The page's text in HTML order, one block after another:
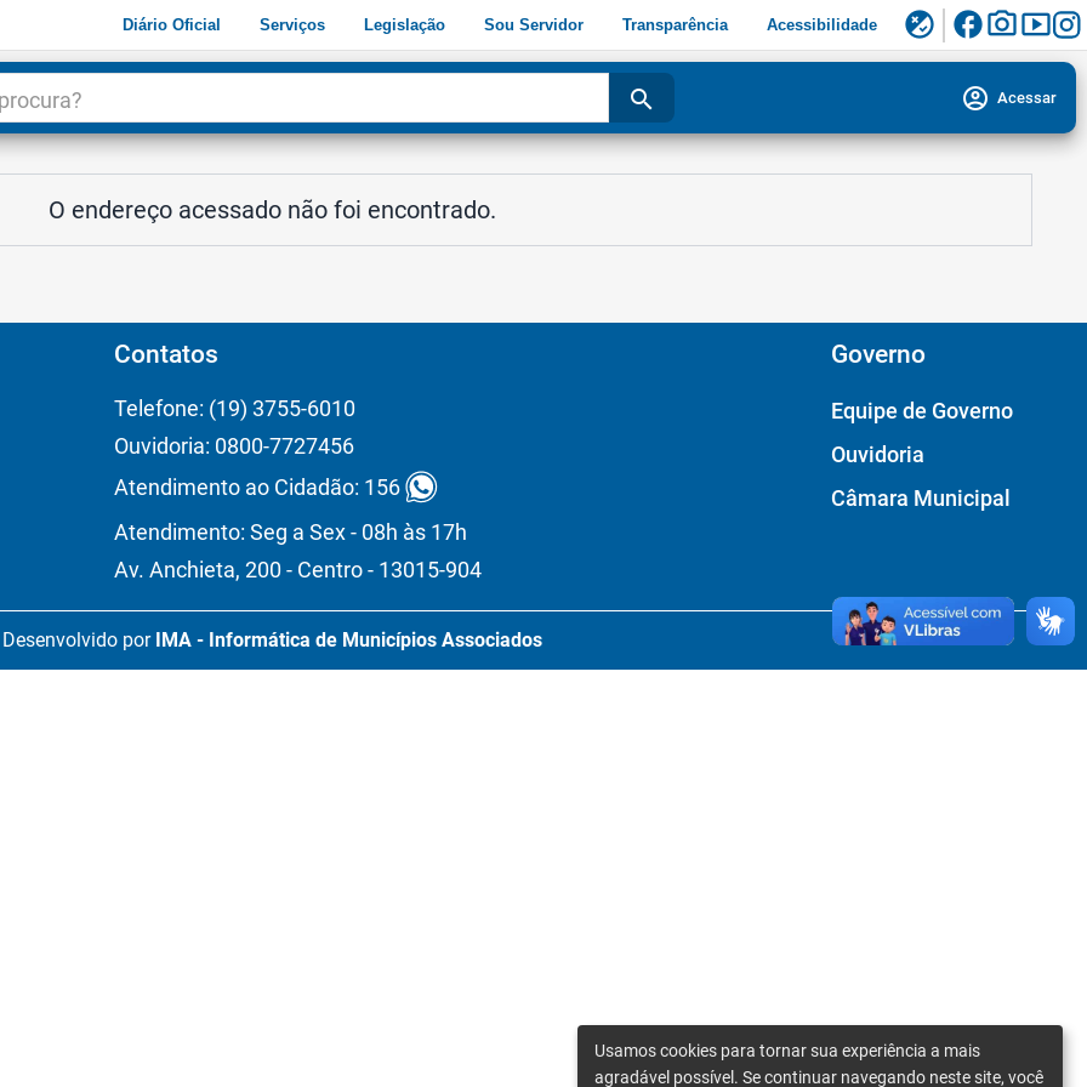
Diário Oficial Serviços Legislação Sou Servidor Transparência Acessibilidade flaky facebookphoto_camerasmart_display
search account_circle Acessar
O endereço acessado não foi encontrado.
Contatos
Telefone: (19) 3755-6010
Ouvidoria: 0800-7727456
Atendimento ao Cidadão: 156
Atendimento: Seg a Sex - 08h às 17h
Av. Anchieta, 200 - Centro - 13015-904
Governo
Equipe de Governo
Ouvidoria
Câmara Municipal
Desenvolvido por IMA - Informática de Municípios Associados
Usamos cookies para tornar sua experiência a mais
agradável possível. Se continuar navegando neste site, você